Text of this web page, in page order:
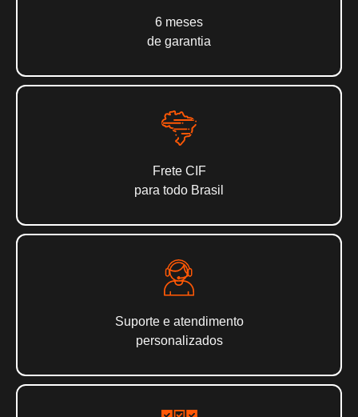
6 meses
de garantia
Frete CIF
para todo Brasil
Suporte e atendimento
personalizados